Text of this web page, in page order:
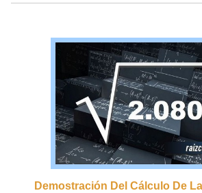
Demostración Del Cálculo De